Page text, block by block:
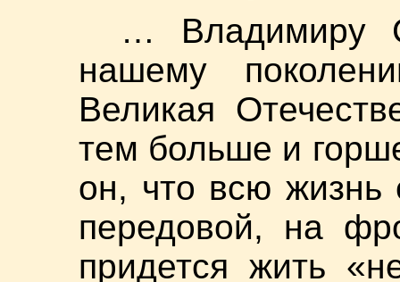
… Владимиру
нашему
Великая
тем больше и
он, что всю
передовой, на
придется жить